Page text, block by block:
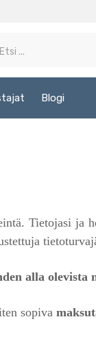
Blogi
Tietojasi ja
alla olevista
sopiva